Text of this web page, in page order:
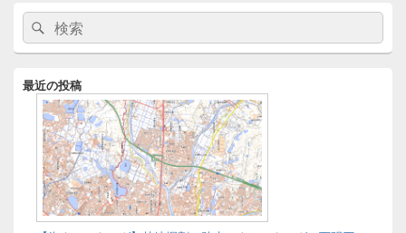
メ
ン
サ
ド
検
索:
検
索
最近の投稿